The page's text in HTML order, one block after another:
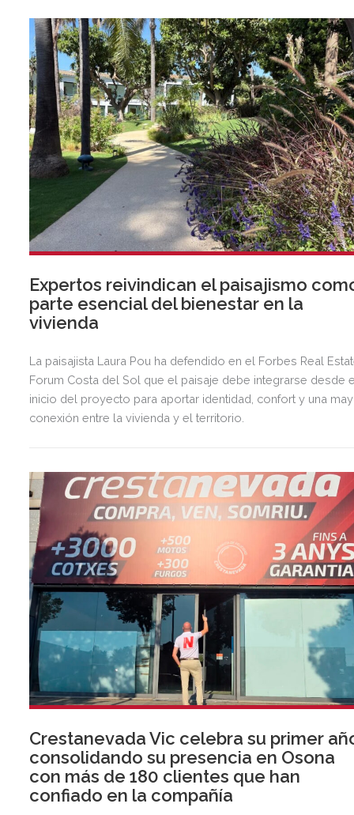
exclusiva agenda social.
Expertos reivindican el paisajismo
parte esencial del bienestar en la
vivienda
La paisajista Laura Pou ha defendido en el Forbes Real
Forum Costa del Sol que el paisaje debe integrarse desde
inicio del proyecto para aportar identidad, confort y una
conexión entre la vivienda y el territorio.
Crestanevada Vic celebra su primer
consolidando su presencia en Osona
con más de 180 clientes que han
confiado en la compañía